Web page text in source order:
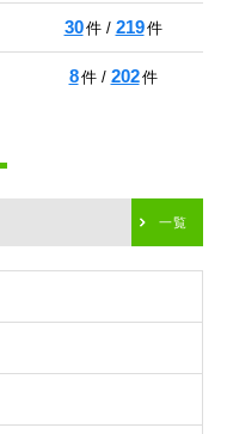
30件 / 219件
8件 / 202件
一覧